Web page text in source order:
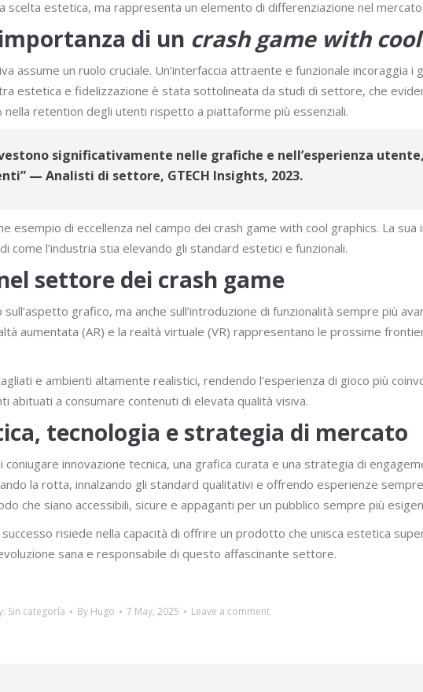
scelta estetica, ma rappresenta un elemento di differenziazione nel
di un crash game with
assume un ruolo cruciale. Un’interfaccia attraente e funzionale incoraggia
estetica e fidelizzazione è stata sottolineata da studi di settore, che
retention degli utenti rispetto a piattaforme più essenziali.
significativamente nelle grafiche e nell’esperienza
— Analisti di settore, GTECH Insights, 2023.
esempio di eccellenza nel campo dei crash game with cool graphics. La
l’industria stia elevando gli standard estetici e funzionali.
settore dei crash game
grafico, ma anche sull’introduzione di funzionalità sempre più
aumentata (AR) e la realtà virtuale (VR) rappresentano le prossime
e ambienti altamente realistici, rendendo l’esperienza di gioco più
abituati a consumare contenuti di elevata qualità visiva.
tecnologia e strategia di mercato
innovazione tecnica, una grafica curata e una strategia di
la rotta, innalzando gli standard qualitativi e offrendo esperienze
che siano accessibili, sicure e appaganti per un pubblico sempre più
risiede nella capacità di offrire un prodotto che unisca estetica
sana e responsabile di questo affascinante settore.
Sin categoría By Hugo 7 May, 2025 Leave a comment